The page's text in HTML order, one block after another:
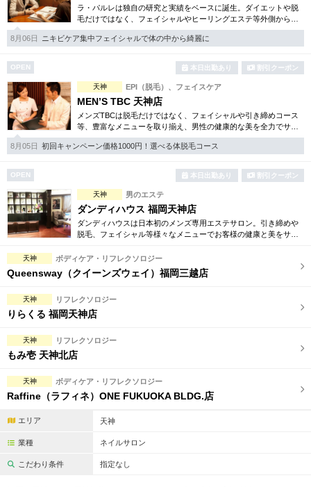
ラ・パルレは独自の研究と実績をベースに誕生。ダイエットや脱
毛だけではなく、フェイシャルやヒーリングエステ等外側からも
内側からも美しくなるメニューを豊富に取り揃えております。お
得な体験コースも必見です。
8月06日 ニキビケア集中フェイシャルで体の中から綺麗に
OPEN 本日出勤あり 割引クーポン
天神 EPI（脱毛）、フェイスケア
MEN’S TBC 天神店
メンズTBCは脱毛だけではなく、フェイシャルや引き締めコース
等、豊富なメニューを取り揃え、男性の健康的な美を全力でサポ
ート。初めての方にも安心の、お得な体験コースも多数ご用意し
ております。
8月05日 初回キャンペーン価格1000円！選べる体脱毛コース
OPEN 本日出勤あり 割引クーポン
天神 男のエステ
ダンディハウス 福岡天神店
ダンディハウスは日本初のメンズ専用エステサロン。引き締めや
脱毛、フェイシャル等様々なメニューでお客様の健康と美をサポ
ご用意。好立地の駅近です。
天神 ボディケア・リフレクソロジー
Queensway（クイーンズウェイ）福岡三越店
天神 リフレクソロジー
りらくる 福岡天神店
天神 リフレクソロジー
もみ壱 天神北店
天神 ボディケア・リフレクソロジー
Raffine（ラフィネ）ONE FUKUOKA BLDG.店
エリア 天神
業種 ネイルサロン
こだわり条件 指定なし